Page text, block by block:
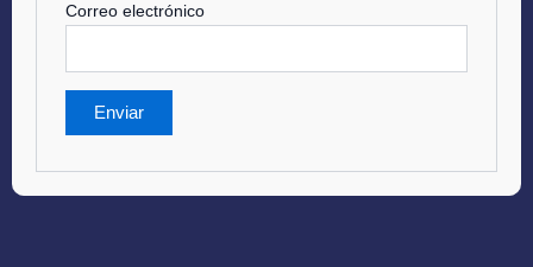
Correo electrónico